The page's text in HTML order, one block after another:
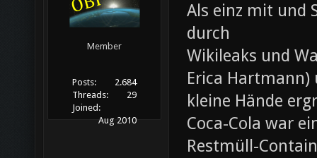
Member
Posts:
2.684
Threads:
29
Joined:
Aug 2010
Als einz mit und
durch
Wikileaks und
Erica Hartmann)
kleine Hände
Coca-Cola war
Restmüll-